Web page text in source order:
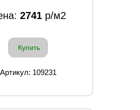
2741 р/м2
Купить
Артикул: 109231